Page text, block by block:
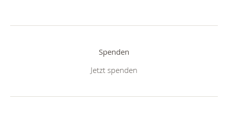
Spenden
Jetzt spenden